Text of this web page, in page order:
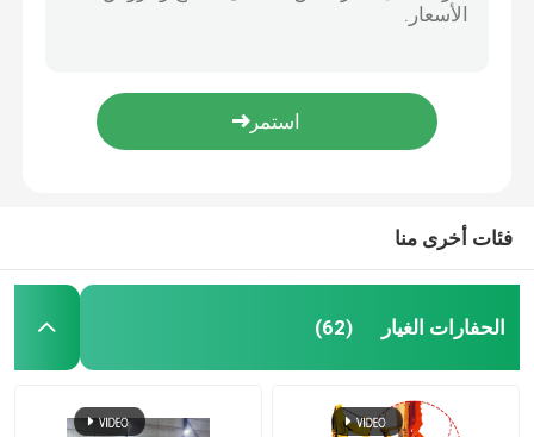
طائرة الحفر
حفارة دلو الصخور
فئات أخرى منا
الحفارات الغيار (62)